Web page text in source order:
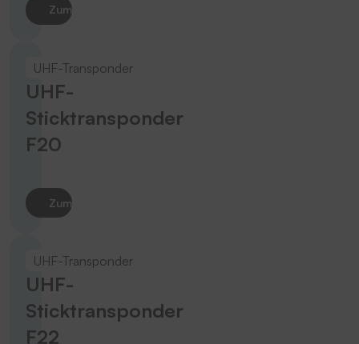
Zum Produkt
UHF-Transponder
UHF-
Sticktransponder
F20
Zum Produkt
UHF-Transponder
UHF-
Sticktransponder
F22